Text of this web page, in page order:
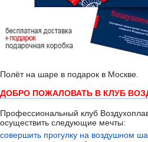
Полёт на шаре в подарок в Москве.
ДОБРО ПОЖАЛОВАТЬ В КЛУБ
Профессиональный клуб
осуществить следующие мечты:
совершить прогулку на воздушном